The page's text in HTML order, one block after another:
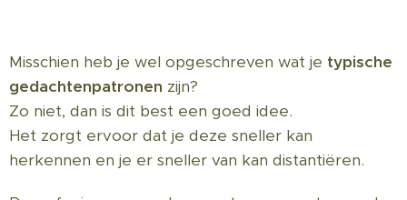
Misschien heb je wel opgeschreven wat je typische
gedachtenpatronen zijn?
Zo niet, dan is dit best een goed idee.
Het zorgt ervoor dat je deze sneller kan
herkennen en je er sneller van kan distantiëren.